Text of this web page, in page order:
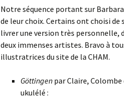
Notre séquence portant sur
de leur choix. Certains ont choisi
livrer une version très personnelle,
deux immenses artistes. Bravo à
illustratrices du site de la CHAM.
Göttingen par Claire,
ukulélé :